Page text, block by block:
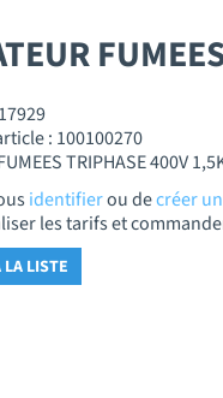
: 100100270
TRIPHASE 400V
identifierou decréer
les tarifs et
LISTE